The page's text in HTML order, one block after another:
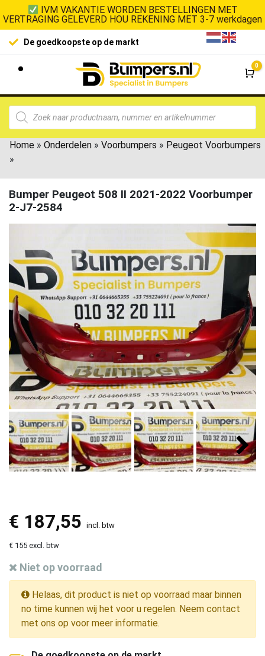
IVM VAKANTIE WORDEN BESTELLINGEN MET
VERTRAGING GELEVERD HOU REKENING MET 3-7 werkdagen
De goedkoopste op de markt
0
Home » Onderdelen » Voorbumpers » Peugeot Voorbumpers
»
Bumper Peugeot 508 II 2021-2022 Voorbumper
2-J7-2584
€ 187,55 incl. btw
€ 155 excl. btw
Niet op voorraad
Helaas, dit product is niet op voorraad maar binnen
no time kunnen wij het voor u regelen. Neem contact
met ons op voor meer informatie.